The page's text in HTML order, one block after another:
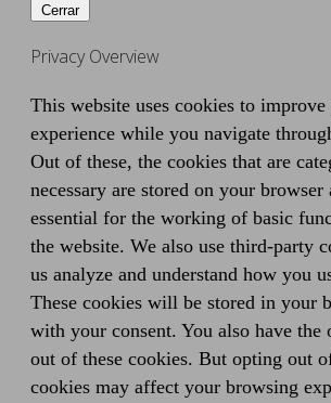
Cerrar
Privacy Overview
This website uses cookies to
experience while you navigate
Out of these, the cookies that are
necessary are stored on your browser
essential for the working of basic
the website. We also use third-party
us analyze and understand how you
These cookies will be stored in your
with your consent. You also have the
out of these cookies. But opting out
cookies may affect your browsing